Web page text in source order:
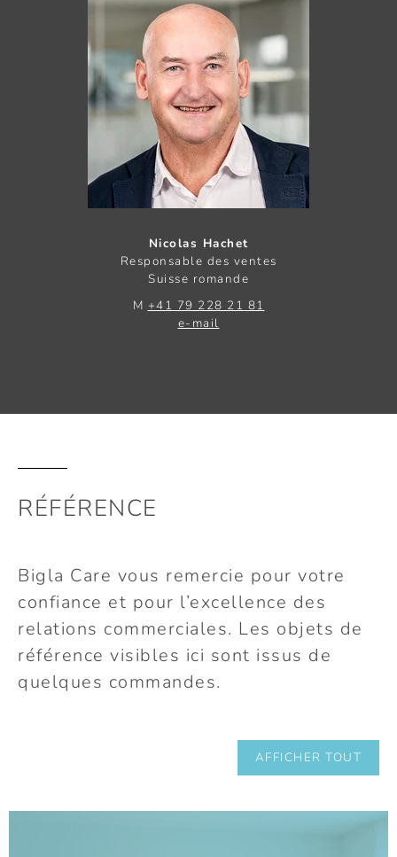
Nicolas Hachet
Responsable des ventes
Suisse romande
M +41 79 228 21 81
e-mail
RÉFÉRENCE
Bigla Care vous remercie pour votre
confiance et pour l’excellence des
relations commerciales. Les objets de
référence visibles ici sont issus de
quelques commandes.
AFFICHER TOUT